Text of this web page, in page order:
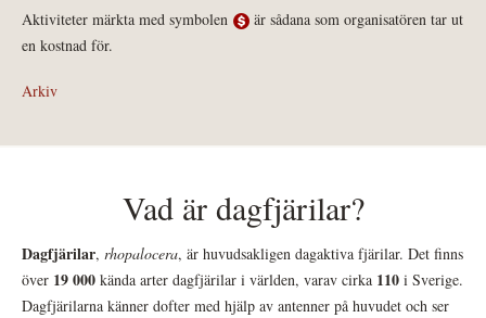
Aktiviteter märkta med symbolen
är sådana som organisatören tar ut
en kostnad för.
Arkiv
Vad är dagfjärilar?
Dagfjärilar, rhopalocera, är huvudsakligen dagaktiva fjärilar. Det finns
över 19 000 kända arter dagfjärilar i världen, varav cirka 110 i Sverige.
Dagfjärilarna känner dofter med hjälp av antenner på huvudet och ser